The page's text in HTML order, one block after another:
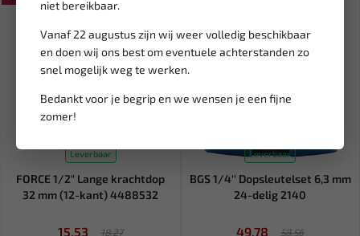
niet bereikbaar.
Vanaf 22 augustus zijn wij weer volledig beschikbaar
en doen wij ons best om eventuele achterstanden zo
snel mogelijk weg te werken.
Bedankt voor je begrip en we wensen je een fijne
zomer!
Leverbaar
FORCE 1/2" Lange krachtdop
32 mm (12-kant) 4488532
15,53
18,27
Leverbaar
BGS 1/4'' Dopsleutelset 6,3 mm
24-delig 2140
49,78
58,56